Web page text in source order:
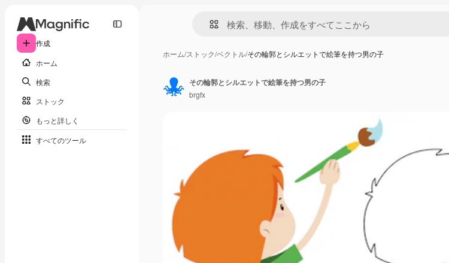
作成
ホーム
検索
ストック
もっと詳しく
すべてのツール
ホーム/ストック/ベクトル/その輪郭とシルエットで絵筆を持つ男の子
その輪郭とシルエットで絵筆を持つ男の子
brgfx